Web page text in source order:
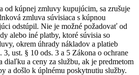
od kúpnej zmluvy kupujúcim, sa zrušuje
zmluva súvisiaca s kúpnou
odstúpil. Nie je možné požadovať od
alebo iné platby, ktoré súvisia so
okrem úhrady nákladov a platieb
3, ust. § 10 ods. 3 a 5 Zákona o ochrane
diaľku a ceny za službu, ak je predmetom
a došlo k úplnému poskytnutiu služby.